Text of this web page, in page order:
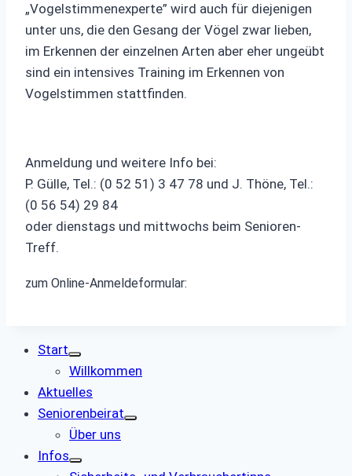
„Vogelstimmenexperte” wird auch für diejenigen
unter uns, die den Gesang der Vögel zwar lieben,
im Erkennen der einzelnen Arten aber eher ungeübt
sind ein intensives Training im Erkennen von
Vogelstimmen stattfinden.
Anmeldung und weitere Info bei:
P. Gülle, Tel.: (0 52 51) 3 47 78 und J. Thöne, Tel.:
(0 56 54) 29 84
oder dienstags und mittwochs beim Senioren-
Treff.
zum Online-Anmeldeformular:
Start
Willkommen
Aktuelles
Seniorenbeirat
Über uns
Infos